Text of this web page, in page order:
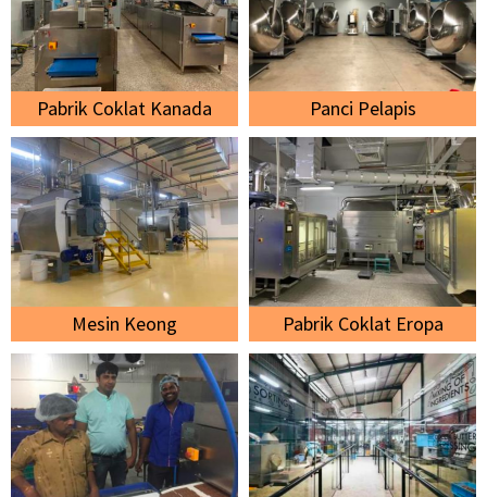
Pabrik Coklat Kanada Panci Pelapis
Mesin Keong Pabrik Coklat Eropa